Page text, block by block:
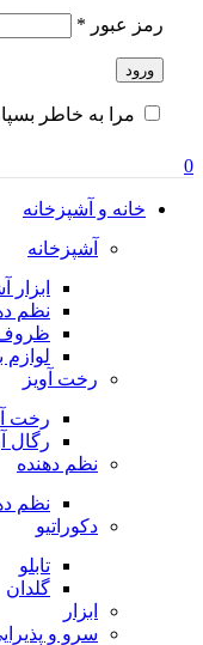
رمز عبور *
ورود
مرا به خاطر
0
خانه و آشپزخانه
آشپزخانه
ابزار
نظم
ظروف
لوازم
رخت آویز
رخت
رگال
نظم دهنده
نظم
دکوراتیو
تابلو
گلدان
ابزار
سرو و